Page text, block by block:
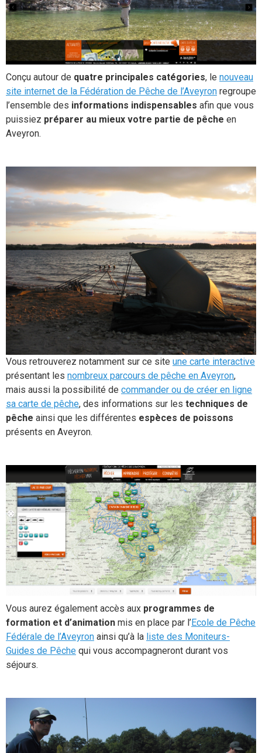
Conçu autour de quatre principales catégories, le nouveau
site internet de la Fédération de Pêche de l’Aveyron regroupe
l’ensemble des informations indispensables afin que vous
puissiez préparer au mieux votre partie de pêche en
Aveyron.
Vous retrouverez notamment sur ce site une carte interactive
présentant les nombreux parcours de pêche en Aveyron,
mais aussi la possibilité de commander ou de créer en ligne
sa carte de pêche, des informations sur les techniques de
pêche ainsi que les différentes espèces de poissons
présents en Aveyron.
Vous aurez également accès aux programmes de
formation et d’animation mis en place par l’Ecole de Pêche
Fédérale de l’Aveyron ainsi qu’à la liste des Moniteurs-
Guides de Pêche qui vous accompagneront durant vos
séjours.